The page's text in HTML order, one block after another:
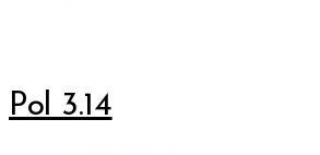
Pol 3.14